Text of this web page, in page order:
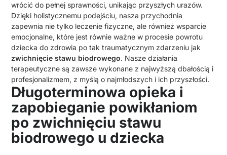
wrócić do pełnej sprawności, unikając przyszłych urazów.
Dzięki holistycznemu podejściu, nasza przychodnia
zapewnia nie tylko leczenie fizyczne, ale również wsparcie
emocjonalne, które jest równie ważne w procesie powrotu
dziecka do zdrowia po tak traumatycznym zdarzeniu jak
zwichnięcie stawu biodrowego. Nasze działania
terapeutyczne są zawsze wykonane z najwyższą dbałością i
profesjonalizmem, z myślą o najmłodszych i ich przyszłości.
Długoterminowa opieka i
zapobieganie powikłaniom
po zwichnięciu stawu
biodrowego u dziecka